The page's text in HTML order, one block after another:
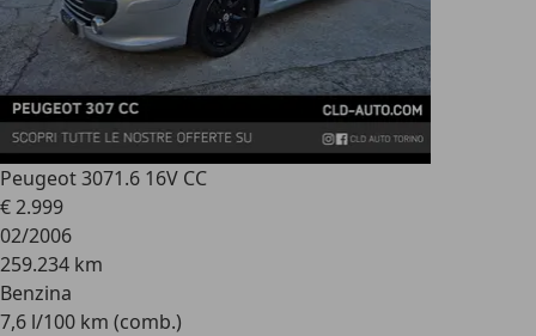
Peugeot 3071.6 16V CC
€ 2.999
02/2006
259.234 km
Benzina
7,6 l/100 km (comb.)